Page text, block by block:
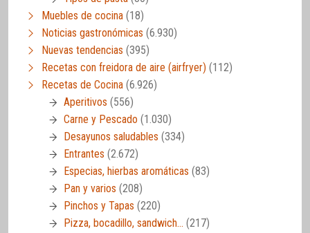
Muebles de cocina (18)
Noticias gastronómicas (6.930)
Nuevas tendencias (395)
Recetas con freidora de aire (airfryer) (112)
Recetas de Cocina (6.926)
Aperitivos (556)
Carne y Pescado (1.030)
Desayunos saludables (334)
Entrantes (2.672)
Especias, hierbas aromáticas (83)
Pan y varios (208)
Pinchos y Tapas (220)
Pizza, bocadillo, sandwich… (217)